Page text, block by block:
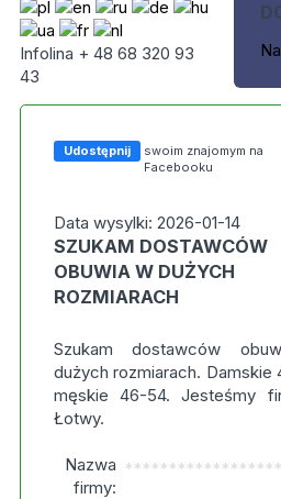
Infolina + 48 68 320 93
43
Udostępnij
swoim znajomym na
Facebooku
Data wysylki: 2026-01-14
SZUKAM DOSTAWCÓW
OBUWIA W DUŻYCH
ROZMIARACH
Szukam dostawców
dużych rozmiarach. Damskie
męskie 46-54. Jesteśmy
Łotwy.
Nazwa
firmy: